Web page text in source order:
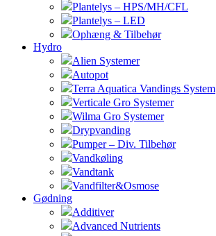
Plantelys – HPS/MH/CFL
Plantelys – LED
Ophæng & Tilbehør
Hydro
Alien Systemer
Autopot
Terra Aquatica Vandings System
Verticale Gro Systemer
Wilma Gro Systemer
Drypvanding
Pumper – Div. Tilbehør
Vandkøling
Vandtank
Vandfilter&Osmose
Gødning
Additiver
Advanced Nutrients